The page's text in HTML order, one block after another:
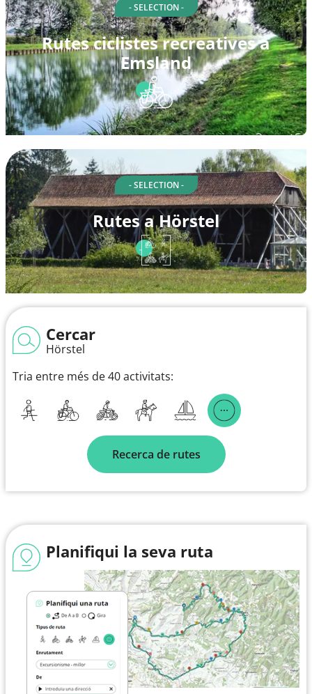
- SELECTION -
Rutes ciclistes recreatives a
Emsland
- SELECTION -
Rutes a Hörstel
Cercar
Hörstel
Tria entre més de 40 activitats:
Recerca de rutes
Planifiqui la seva ruta